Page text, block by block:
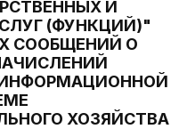
И
(ФУНКЦИЙ)"
СООБЩЕНИЙ О
ХОЗЯЙСТВА